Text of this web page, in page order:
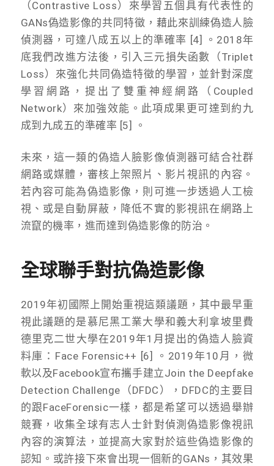
（Contrastive Loss）來學習五個具有代表性的
GANs偽造影像的共同特徵，藉此來訓練偽造人臉
偵測器，可達八成五以上的準確率 [4] 。2018年
底我們改進方法後，引入三元損失函數（Triplet
Loss）來強化共同偽造特徵的學習，並針對深度
學習網路，提出了雙重神經網路（Coupled
Network）來加強效能。此項成果更可達到約九
成到九成五的準確率 [5] 。
未來，這一類的偽造人臉影像偵測器可結合社群
網路或媒體，審核上架照片、影片視訊的內容。
若內容可能為偽造影像，則可進一步透過人工檢
視、或是自動屏蔽，降低不實的影視訊在網路上
流竄的機率，進而達到偽造影像的防治。
全球聯手對抗偽造影像
2019年初國際上開始重視這類議題，其中最早重
視此議題的是慕尼黑工業大學和義大利拿坡里費
德里克二世大學在2019年1月提出的偽造人臉資
料庫：Face Forensic++ [6] 。2019年10月，微
軟以及Facebook宣布攜手建立Join the Deepfake
Detection Challenge（DFDC），DFDC的主要目
的跟FaceForensic一樣，都是希望可以透過舉辦
競賽，收集全球有志人士針對偵測偽造影像視訊
內容的演算法，並提高大家對於這些偽造影像的
認知。或許接下來會出現一個新的GANs，其效果